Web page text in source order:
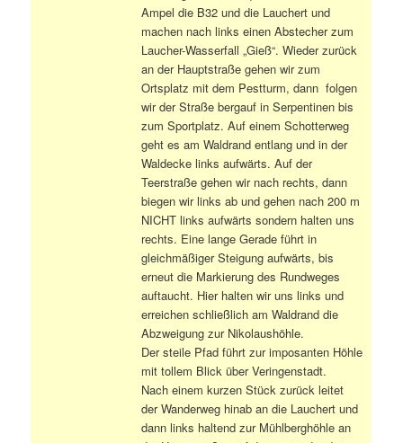
Ampel die B32 und die Lauchert und
machen nach links einen Abstecher zum
Laucher-Wasserfall „Gieß“. Wieder zurück
an der Hauptstraße gehen wir zum
Ortsplatz mit dem Pestturm, dann folgen
wir der Straße bergauf in Serpentinen bis
zum Sportplatz. Auf einem Schotterweg
geht es am Waldrand entlang und in der
Waldecke links aufwärts. Auf der
Teerstraße gehen wir nach rechts, dann
biegen wir links ab und gehen nach 200 m
NICHT links aufwärts sondern halten uns
rechts. Eine lange Gerade führt in
gleichmäßiger Steigung aufwärts, bis
erneut die Markierung des Rundweges
auftaucht. Hier halten wir uns links und
erreichen schließlich am Waldrand die
Abzweigung zur Nikolaushöhle.
Der steile Pfad führt zur imposanten Höhle
mit tollem Blick über Veringenstadt.
Nach einem kurzen Stück zurück leitet
der Wanderweg hinab an die Lauchert und
dann links haltend zur Mühlberghöhle an